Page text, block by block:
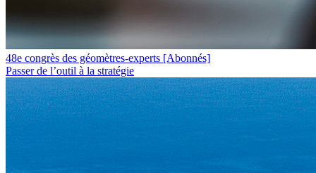
48e congrès des géomètres-experts [Abonnés]
Passer de l’outil à la stratégie